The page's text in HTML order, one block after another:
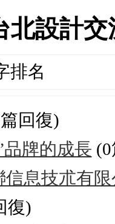
北設計
排名
回復)
品牌的成長
息技朮有
復)